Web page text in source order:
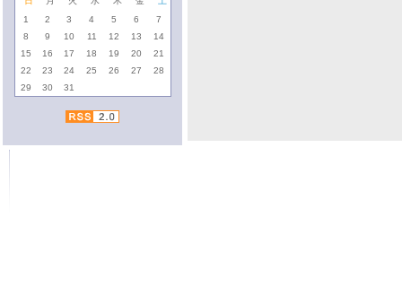
1
2 3 4 5 6
7
8
9 10 11 12 13
14
15
16 17 18 19 20
21
22
23 24 25 26 27
28
29
30 31